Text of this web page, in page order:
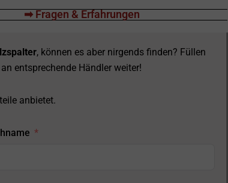
➡ Fragen & Erfahrungen
, können es aber nirgends finden? Füllen
entsprechende Händler weiter!
anbietet.